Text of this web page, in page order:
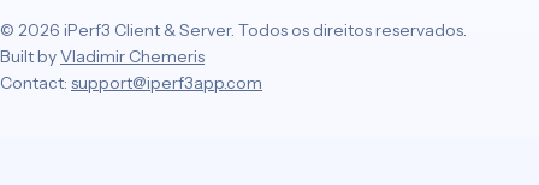
© 2026 iPerf3 Client & Server. Todos os direitos reservados.
Built byVladimir Chemeris
Contact: support@iperf3app.com